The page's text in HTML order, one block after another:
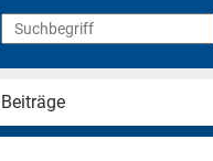
Beiträge